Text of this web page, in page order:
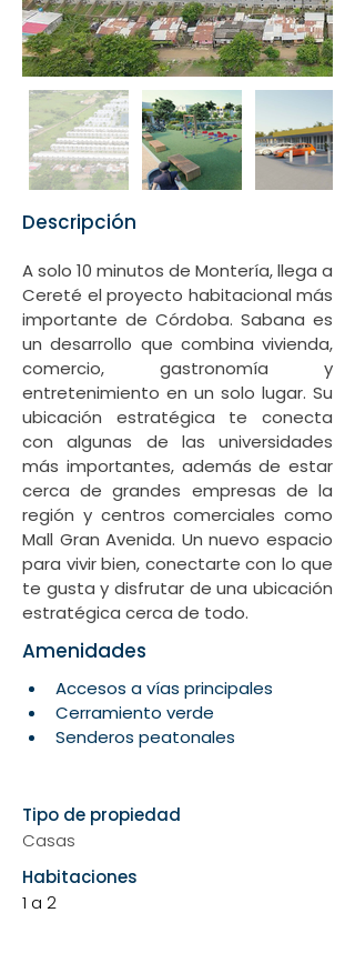
Descripción
A solo 10 minutos de Montería, llega a
Cereté el proyecto habitacional más
importante de Córdoba. Sabana es
un desarrollo que combina vivienda,
comercio, gastronomía y
entretenimiento en un solo lugar. Su
ubicación estratégica te conecta
con algunas de las universidades
más importantes, además de estar
cerca de grandes empresas de la
región y centros comerciales como
Mall Gran Avenida. Un nuevo espacio
para vivir bien, conectarte con lo que
te gusta y disfrutar de una ubicación
estratégica cerca de todo.
Amenidades
Tipo de propiedad
Casas
Habitaciones
1 a 2